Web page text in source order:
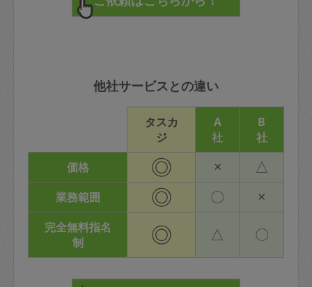
他社サービスとの違い
タスカ
ジ
A
社
B
社
価格
◎ × △
業務範囲 ◎ 〇 ×
完全無料指名
制
◎ △ 〇